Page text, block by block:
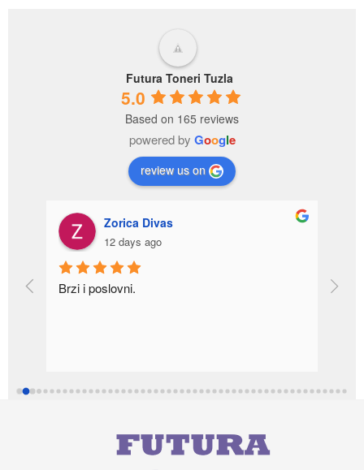
Futura Toneri Tuzla
5.0
Based on 165 reviews
powered by Google
review us on
Zorica Divas
12 days ago
Brzi i poslovni.